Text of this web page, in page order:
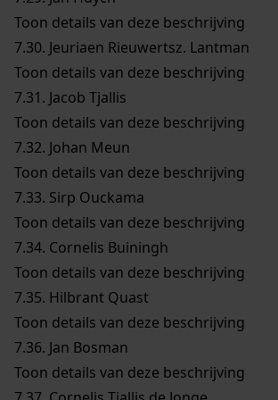
Toon details van deze beschrijving
7.30. Jeuriaen Rieuwertsz. Lantman
Toon details van deze beschrijving
7.31. Jacob Tjallis
Toon details van deze beschrijving
7.32. Johan Meun
Toon details van deze beschrijving
7.33. Sirp Ouckama
Toon details van deze beschrijving
7.34. Cornelis Buiningh
Toon details van deze beschrijving
7.35. Hilbrant Quast
Toon details van deze beschrijving
7.36. Jan Bosman
Toon details van deze beschrijving